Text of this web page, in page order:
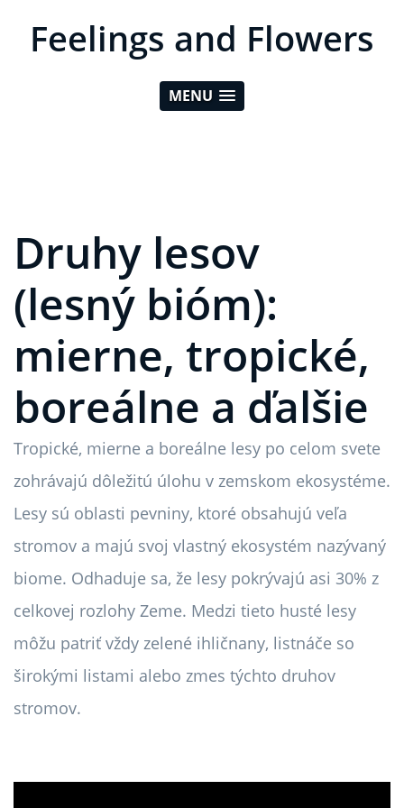
Feelings and Flowers
MENU
Druhy lesov
(lesný bióm):
mierne, tropické,
boreálne a ďalšie
Tropické, mierne a boreálne lesy po celom svete
zohrávajú dôležitú úlohu v zemskom ekosystéme.
Lesy sú oblasti pevniny, ktoré obsahujú veľa
stromov a majú svoj vlastný ekosystém nazývaný
biome. Odhaduje sa, že lesy pokrývajú asi 30% z
celkovej rozlohy Zeme. Medzi tieto husté lesy
môžu patriť vždy zelené ihličnany, listnáče so
širokými listami alebo zmes týchto druhov
stromov.